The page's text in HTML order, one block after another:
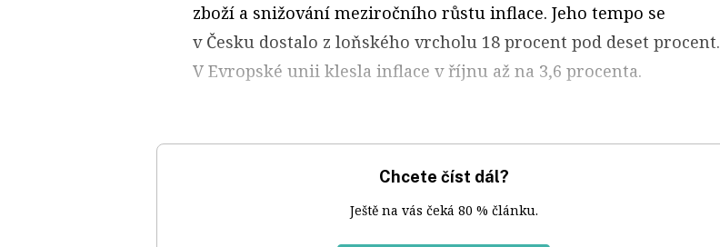
zboží a snižování meziročního růstu inflace. Jeho tempo se
v Česku dostalo z loňského vrcholu 18 procent pod deset procent.
V Evropské unii klesla inflace v říjnu až na 3,6 procenta.
Chcete číst dál?
Ještě na vás čeká 80 % článku.